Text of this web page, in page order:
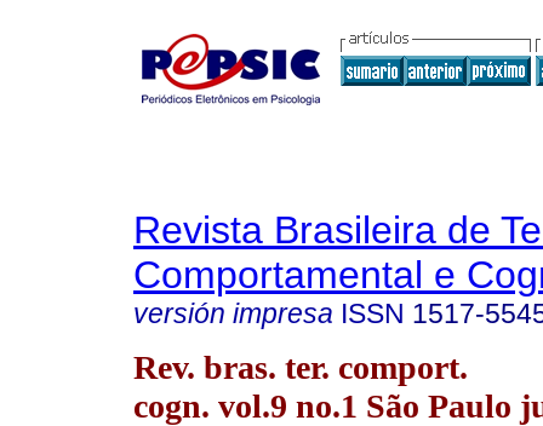
Revista Brasileira de
Comportamental e
versión impresa ISSN 1517-
Rev. bras. ter. comport.
cogn. vol.9 no.1 São Paulo